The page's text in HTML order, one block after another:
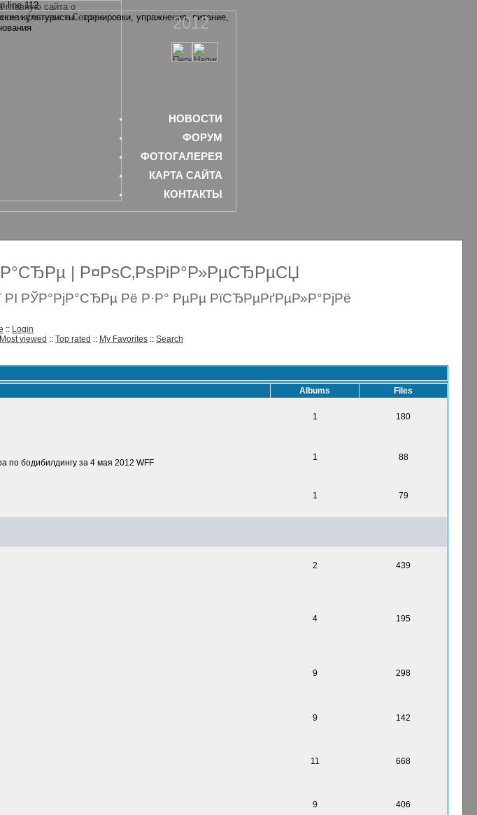
line 112
| Р¤РѕС‚РѕРіР°Р»РµСЂРµСЏ
РЎР°РјР°СЂРµ Рё Р·Р° РµРµ РїСЂРµРґРµР»Р°РјРё
:: Login
Most viewed :: Top rated :: My Favorites :: Search
Albums Files
1 180
по бодибилдингу за 4 мая 2012 WFF
1 88
1 79
2 439
4 195
9 298
9 142
11 668
9 406
2012
НОВОСТИ
ФОРУМ
ФОТОГАЛЕРЕЯ
КАРТА САЙТА
КОНТАКТЫ